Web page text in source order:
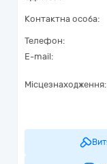
Контактна особа:
Телефон:
E-mail:
Місцезнаходження: